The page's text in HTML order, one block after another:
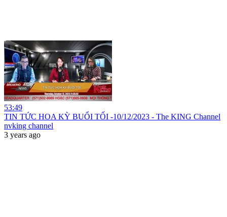
53:49
TIN TỨC HOA KỲ BUỔI TỐI -10/12/2023 - The KING Channel
nvking channel
3 years ago